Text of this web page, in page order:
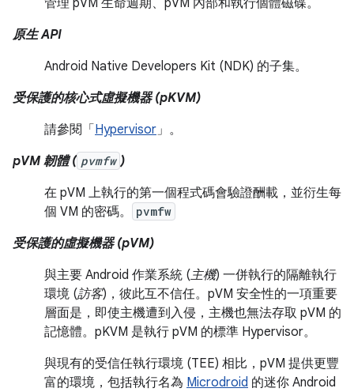
管理 pVM 生命週期、pVM 內部和執行個體磁碟。
原生 API
Android Native Developers Kit (NDK) 的子集。
受保護的核心式虛擬機器 (pKVM)
請參閱「 Hypervisor」。
pVM 韌體 ( pvmfw )
在 pVM 上執行的第一個程式碼會驗證酬載，並衍生每
個 VM 的密碼。
pvmfw
受保護的虛擬機器 (pVM)
與主要 Android 作業系統 (主機) 一併執行的隔離執行
環境 (訪客)，彼此互不信任。pVM 安全性的一項重要
層面是，即使主機遭到入侵，主機也無法存取 pVM 的
記憶體。pKVM 是執行 pVM 的標準 Hypervisor。
與現有的受信任執行環境 (TEE) 相比，pVM 提供更豐
富的環境，包括執行名為 Microdroid 的迷你 Android